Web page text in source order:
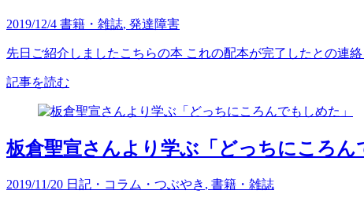
2019/12/4 書籍・雑誌, 発達障害
先日ご紹介しましたこちらの本 これの配本が完了したとの連
記事を読む
板倉聖宣さんより学ぶ「どっちにころん
2019/11/20 日記・コラム・つぶやき , 書籍・雑誌